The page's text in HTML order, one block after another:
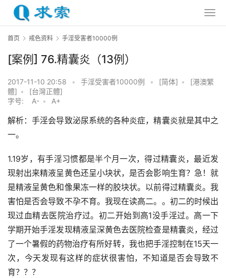
首页 戒色资料 手淫受害者10000例
[案例] 76.精囊炎（13例）
2017-11-10 20:58 • 手淫受害者10000例 • [简体] •
[港澳繁
體] •
[台灣正體]
字号:
A- • A+
解析：手淫会导致泌尿系统的各种炎症，精囊炎就是其中之
一。
1.19岁，有手淫习惯都是半个月一次，得过精囊炎，最近发
现射出来精液呈黄色还呈小块状，是否会影响生育？急！就
是精液呈黄色和像果冻一样的胶块状。以前得过精囊炎。我
害怕是否会导致不孕不育。我现在读高二。。初二的时候出
现过血精去医院治疗过。初二开始到高1没手淫过。高一下
学期开始手淫发现精液呈深黄色去医院检查是精囊炎，经过
了一个暑假的药物治疗有所好转，我也把手淫控制在15天一
次，今天发现有这样的症状很害怕，不知道是否会导致不
育？？？